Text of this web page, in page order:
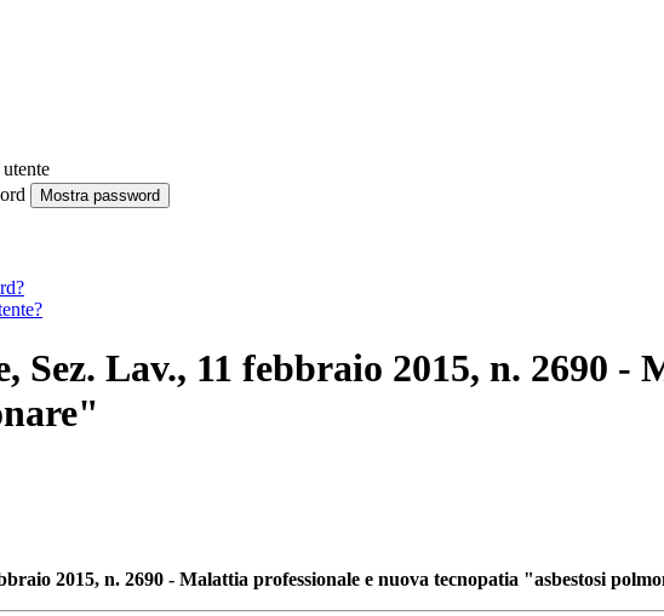
Mostra password
Sez. Lav., 11 febbraio 2015, n. 2690
2015, n. 2690 - Malattia professionale e nuova tecnopatia "asbestosi